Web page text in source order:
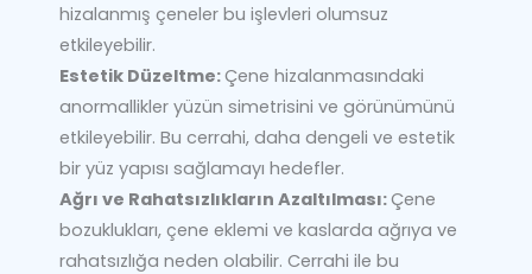
hizalanmış çeneler bu işlevleri olumsuz
etkileyebilir.
Estetik Düzeltme:Çene hizalanmasındaki
anormallikler yüzün simetrisini ve görünümünü
etkileyebilir. Bu cerrahi, daha dengeli ve estetik
bir yüz yapısı sağlamayı hedefler.
Ağrı ve Rahatsızlıkların Azaltılması:Çene
bozuklukları, çene eklemi ve kaslarda ağrıya ve
rahatsızlığa neden olabilir. Cerrahi ile bu